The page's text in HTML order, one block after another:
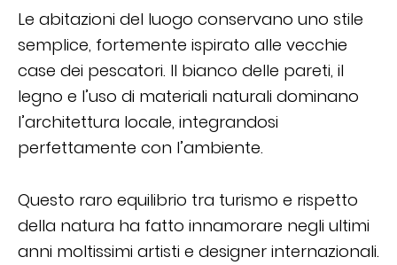
Le abitazioni del luogo conservano uno stile
semplice, fortemente ispirato alle vecchie
case dei pescatori. Il bianco delle pareti, il
legno e l’uso di materiali naturali dominano
l’architettura locale, integrandosi
perfettamente con l’ambiente.
Questo raro equilibrio tra turismo e rispetto
della natura ha fatto innamorare negli ultimi
anni moltissimi artisti e designer internazionali.